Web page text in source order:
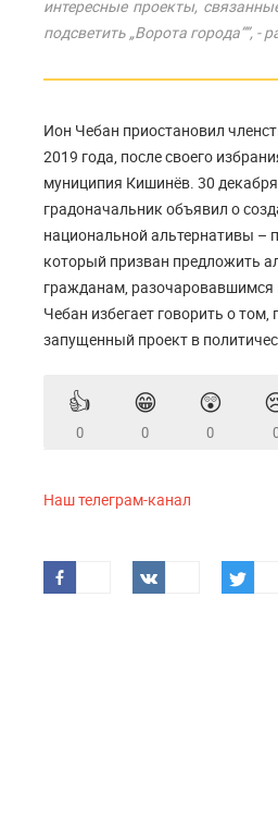
интересные проекты,
подсветить „Ворота города””, -
Ион Чебан приостановил
2019 года, после своего
муниципия Кишинёв. 30
градоначальник объявил о
национальной альтернативы –
который призван предложить
гражданам, разочаровавшимся
Чебан избегает говорить о том,
запущенный проект в
👍
0
😁
0
😲
0
Наш телеграм-канал